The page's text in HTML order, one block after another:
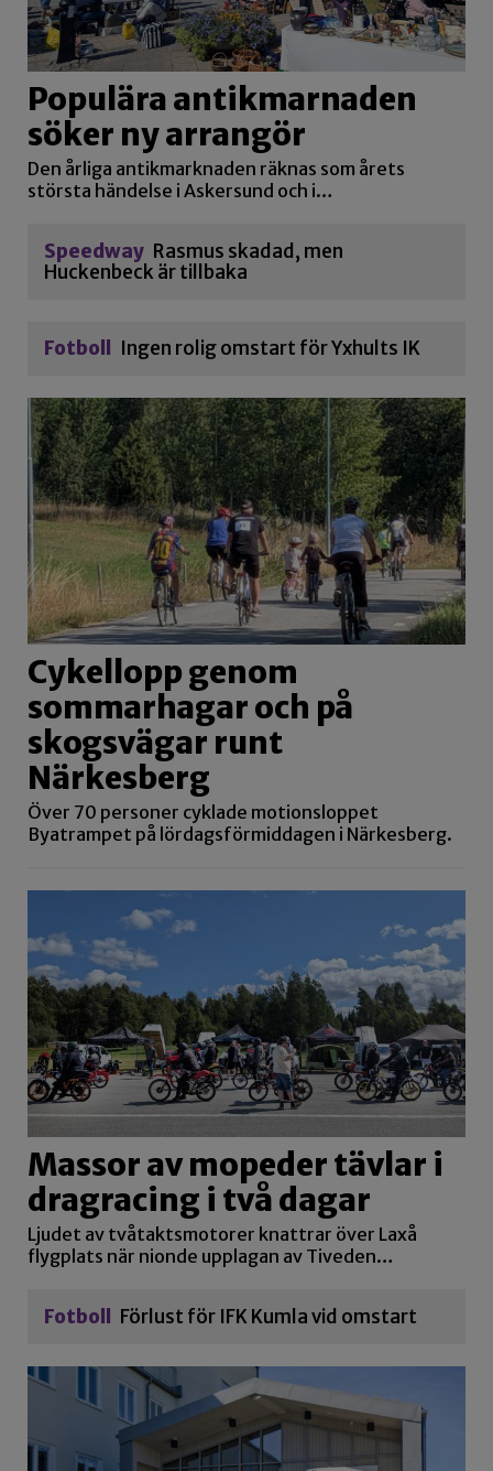
Populära antikmarnaden
söker ny arrangör
Den årliga antikmarknaden räknas som årets
största händelse i Askersund och i…
Speedway Rasmus skadad, men
Huckenbeck är tillbaka
Fotboll Ingen rolig omstart för Yxhults IK
Cykellopp genom
sommarhagar och på
skogsvägar runt
Närkesberg
Över 70 personer cyklade motionsloppet
Byatrampet på lördagsförmiddagen i Närkesberg.
Massor av mopeder tävlar i
dragracing i två dagar
Ljudet av tvåtaktsmotorer knattrar över Laxå
flygplats när nionde upplagan av Tiveden…
Fotboll Förlust för IFK Kumla vid omstart